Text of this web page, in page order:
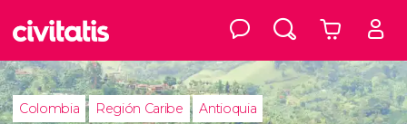
Colombia Región Caribe Antioquia